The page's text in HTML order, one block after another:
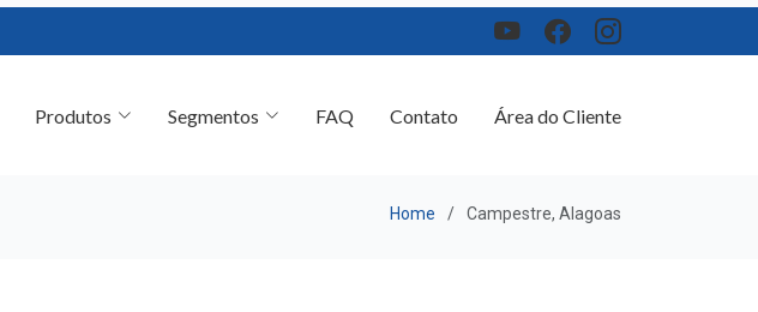
Produtos Segmentos FAQ Contato Área do Cliente
Home Campestre, Alagoas